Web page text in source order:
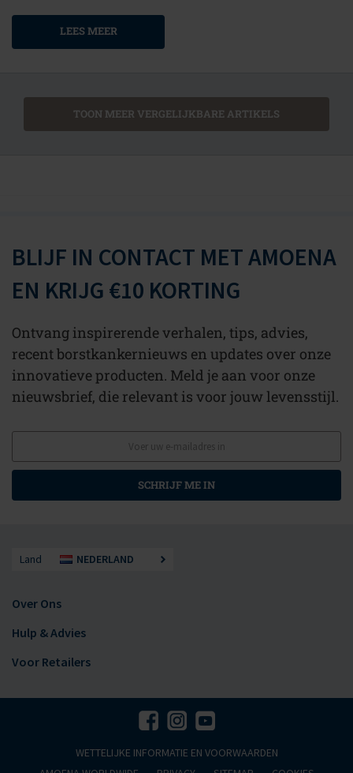
LEES MEER
TOON MEER VERGELIJKBARE ARTIKELS
BLIJF IN CONTACT MET AMOENA
EN KRIJG €10 KORTING
Ontvang inspirerende verhalen, tips, advies,
recent borstkankernieuws en updates over onze
innovatieve producten. Meld je aan voor onze
nieuwsbrief, die relevant is voor jouw levensstijl.
SCHRIJF ME IN
Land NEDERLAND
Over Ons
Hulp & Advies
Voor Retailers
WETTELIJKE INFORMATIE EN VOORWAARDEN